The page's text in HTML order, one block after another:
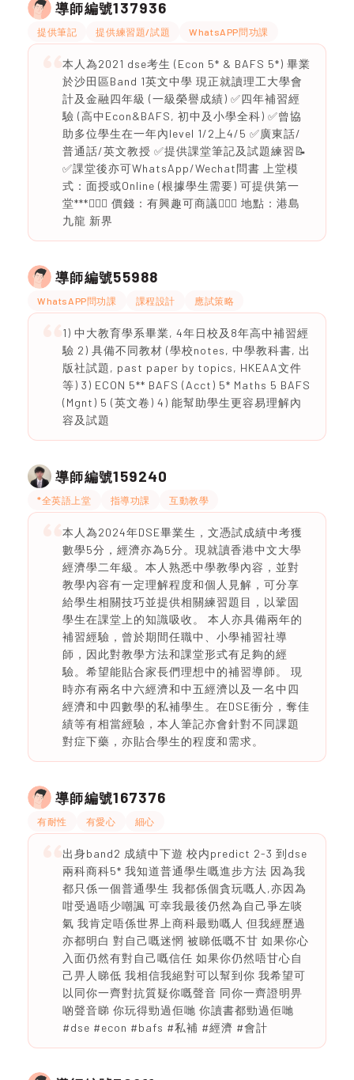
導師編號137936
提供筆記 提供練習題/試題 WhatsAPP問功課
本人為2021 dse考生 (Econ 5* & BAFS 5*) 畢業
於沙田區Band 1英文中學 現正就讀理工大學會
計及金融四年級 (一級榮譽成績) ✅四年補習經
驗 (高中Econ&BAFS, 初中及小學全科) ✅曾協
助多位學生在一年內level 1/2上4/5 ✅廣東話/
普通話/英文教授 ✅提供課堂筆記及試題練習📝
✅課堂後亦可WhatsApp/Wechat問書 上堂模
式：面授或Online (根據學生需要) 可提供第一
堂***🙇🏻‍♂️ 價錢：有興趣可商議🙇🏻‍♂️ 地點：港島
九龍 新界
導師編號55988
WhatsAPP問功課 課程設計 應試策略
1) 中大教育學系畢業, 4年日校及8年高中補習經
驗 2) 具備不同教材 (學校notes, 中學教科書, 出
版社試題, past paper by topics, HKEAA文件
等) 3) ECON 5** BAFS (Acct) 5* Maths 5 BAFS
(Mgnt) 5 (英文卷) 4) 能幫助學生更容易理解內
容及試題
導師編號159240
*全英語上堂 指導功課 互動教學
本人為2024年DSE畢業生，文憑試成績中考獲
數學5分，經濟亦為5分。現就讀香港中文大學
經濟學二年級。本人熟悉中學教學內容，並對
教學內容有一定理解程度和個人見解，可分享
給學生相關技巧並提供相關練習題目，以鞏固
學生在課堂上的知識吸收。 本人亦具備兩年的
補習經驗，曾於期間任職中、小學補習社導
師，因此對教學方法和課堂形式有足夠的經
驗。希望能貼合家長們理想中的補習導師。 現
時亦有兩名中六經濟和中五經濟以及一名中四
經濟和中四數學的私補學生。在DSE衝分，奪佳
績等有相當經驗，本人筆記亦會針對不同課題
對症下藥，亦貼合學生的程度和需求。
導師編號167376
有耐性 有愛心 細心
出身band2 成績中下遊 校内predict 2-3 到dse
兩科商科5* 我知道普通學生嘅進步方法 因為我
都只係一個普通學生 我都係個貪玩嘅人,亦因為
咁受過唔少嘲諷 可幸我最後仍然為自己爭左啖
氣 我肯定唔係世界上商科最勁嘅人 但我經歷過
亦都明白 對自己嘅迷惘 被睇低嘅不甘 如果你心
入面仍然有對自己嘅信任 如果你仍然唔甘心自
己畀人睇低 我相信我絕對可以幫到你 我希望可
以同你一齊對抗質疑你嘅聲音 同你一齊證明畀
啲聲音睇 你玩得勁過佢哋 你讀書都勁過佢哋
#dse #econ #bafs #私補 #經濟 #會計